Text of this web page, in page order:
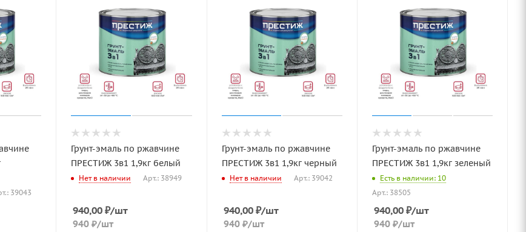
39043
Грунт-эмаль по ржавчине
ПРЕСТИЖ 3в1 1,9кг белый
Нет в наличии Арт.: 38949
940,00 ₽/шт
940 ₽/шт
Грунт-эмаль по ржавчине
ПРЕСТИЖ 3в1 1,9кг черный
Нет в наличии Арт.: 39042
940,00₽/шт
940₽/шт
Грунт-эмаль по ржавчине
ПРЕСТИЖ 3в1 1,9кг зеленый
Есть в наличии: 10
Арт.: 38505
940,00₽/шт
940₽/шт